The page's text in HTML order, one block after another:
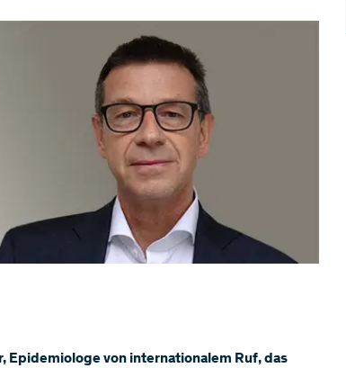
Epidemiologe von internationalem Ruf, das